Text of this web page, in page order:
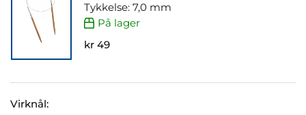
Tykkelse: 7,0 mm
På lager
kr 49
Virknål: